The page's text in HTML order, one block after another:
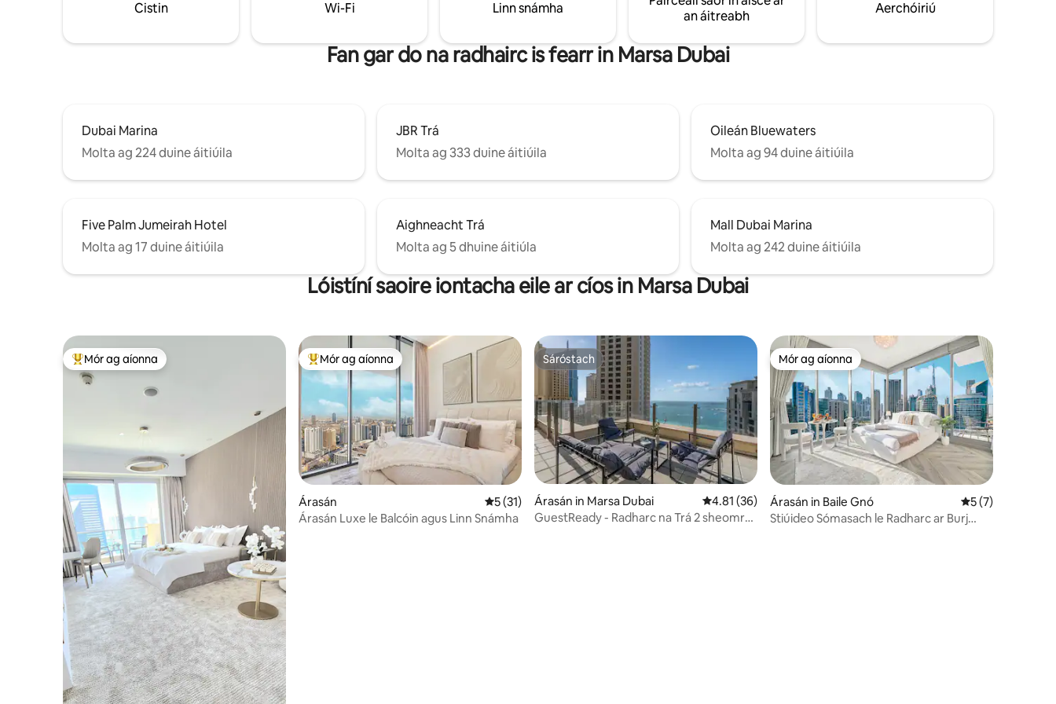
go suaimhneach feadh do stráice
isteach an ghrian i bpríobháideacht
árasán, nach bhfuil ach cúpla céim ó
a thrá.
éasca ar iompar poiblí, agus ar
compord agus áisiúlacht le chéile i
d'fhanacht.
iniúchadh ar na nithe is díol spéise in
Cistin Wi-Fi Linn snámha
an áitreabh
Aerchóiriú
Fan gar do na radhairc is fearr in Marsa Dubai
Dubai Marina
Molta ag 224 duine áitiúila
JBR Trá
Molta ag 333 duine áitiúila
Oileán Bluewaters
Molta ag 94 duine áitiúila
Five Palm Jumeirah Hotel
Molta ag 17 duine áitiúila
Aighneacht Trá
Molta ag 5 dhuine áitiúla
Mall Dubai Marina
Molta ag 242 duine áitiúila
Lóistíní saoire iontacha eile ar cíos in Marsa Dubai
An-mhór ag aíonna
Mór ag aíonna An-mhór ag aíonna
Mór ag aíonna
Árasán Meánrátáil 5 as 5, 31 léirmheas
5 (31)
Árasán Luxe le Balcóin agus Linn Snámha
Sáróstach
Sáróstach
Árasán in Marsa Dubai Meánrátáil 4.81 as 5, 36 léirmheas
4.81 (36)
GuestReady - Radharc na Trá 2 sheomra
Mór ag aíonna
Mór ag aíonna
Árasán in Baile Gnó Meánrátáil 5 as
5 (7)
Stiúideo Sómasach le Radharc ar Burj